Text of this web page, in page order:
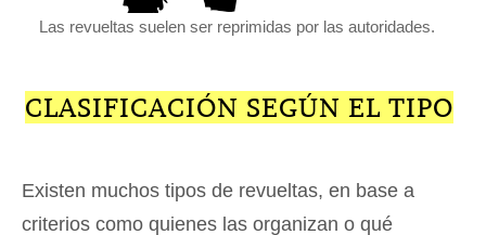
Las revueltas suelen ser reprimidas por las autoridades.
CLASIFICACIÓN SEGÚN EL TIPO
Existen muchos tipos de revueltas, en base a
criterios como quienes las organizan o qué